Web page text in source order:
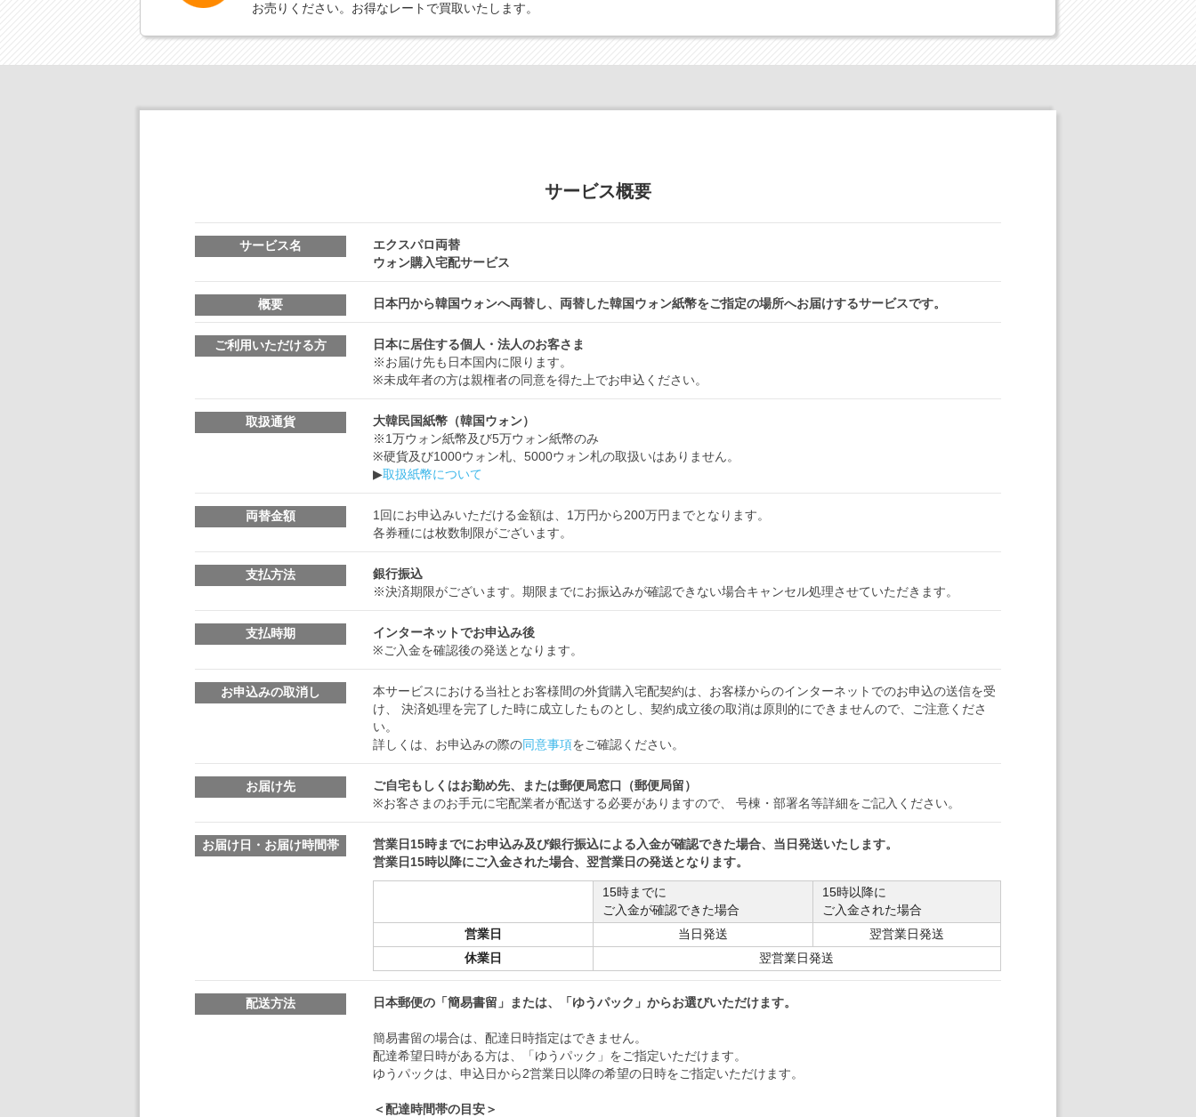
お売りください。お得なレートで買取いたします。
サービス概要
サービス名
エクスパロ両替
ウォン購入宅配サービス
概要 日本円から韓国ウォンへ両替し、両替した韓国ウォン紙幣をご指定の場所へお届けするサービスです。
ご利用いただける方
日本に居住する個人・法人のお客さま
※お届け先も日本国内に限ります。
※未成年者の方は親権者の同意を得た上でお申込ください。
取扱通貨
大韓民国紙幣（韓国ウォン）
※1万ウォン紙幣及び5万ウォン紙幣のみ
※硬貨及び1000ウォン札、5000ウォン札の取扱いはありません。
▶取扱紙幣について
両替金額
1回にお申込みいただける金額は、1万円から200万円までとなります。
各券種には枚数制限がございます。
支払方法
銀行振込
※決済期限がございます。期限までにお振込みが確認できない場合キャンセル処理させていただきます。
支払時期
インターネットでお申込み後
※ご入金を確認後の発送となります。
お申込みの取消し
本サービスにおける当社とお客様間の外貨購入宅配契約は、お客様からのインターネットでのお申込の送信を受
け、 決済処理を完了した時に成立したものとし、契約成立後の取消は原則的にできませんので、ご注意くださ
い。
詳しくは、お申込みの際の同意事項をご確認ください。
お届け先
ご自宅もしくはお勤め先、または郵便局窓口（郵便局留）
※お客さまのお手元に宅配業者が配送する必要がありますので、 号棟・部署名等詳細をご記入ください。
お届け日・お届け時間帯
営業日15時までにお申込み及び銀行振込による入金が確認できた場合、当日発送いたします。
営業日15時以降にご入金された場合、翌営業日の発送となります。
15時までに
ご入金が確認できた場合
15時以降に
ご入金された場合
営業日
当日発送
翌営業日発送
休業日
翌営業日発送
配送方法 日本郵便の「簡易書留」または、「ゆうパック」からお選びいただけます。
簡易書留の場合は、配達日時指定はできません。
配達希望日時がある方は、「ゆうパック」をご指定いただけます。
ゆうパックは、申込日から2営業日以降の希望の日時をご指定いただけます。
＜配達時間帯の目安＞